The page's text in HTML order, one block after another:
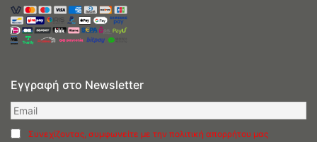
Εγγραφή στο Newsletter
Συνεχίζοντας, συμφωνείτε με την πολιτική απορρήτου μας